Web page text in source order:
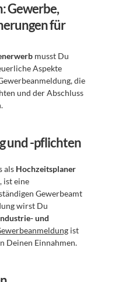
Gewerbe,
für
musst Du
Aspekte
die
und der Abschluss
und -pflichten
als Hochzeitsplaner
Gewerbeamt
wirst Du
und
ist
Deinen Einnahmen.